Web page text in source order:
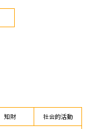
知財 社会的活動